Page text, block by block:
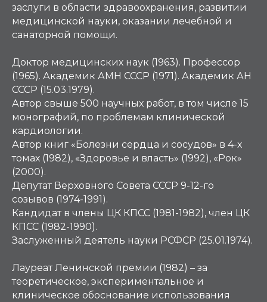
заслуги в области здравоохранения, развитии
медицинской науки, оказании лечебной и
санаторной помощи.
Доктор медицинских наук (1963). Профессор
(1965). Академик АМН СССР (1971). Академик АН
СССР (15.03.1979).
Автор свыше 500 научных работ, в том числе 15
монографий, по проблемам клинической
кардиологии.
Автор книг «Болезни сердца и сосудов» в 4-х
томах (1982), «Здоровье и власть» (1992), «Рок»
(2000).
Депутат Верховного Совета СССР 9-12-го
созывов (1974-1991).
Кандидат в члены ЦК КПСС (1981-1982), член ЦК
КПСС (1982-1990).
Заслуженный деятель науки РСФСР (25.01.1974).
Лауреат Ленинской премии (1982) – за
теоретическое, экспериментальное и
клиническое обоснование использования